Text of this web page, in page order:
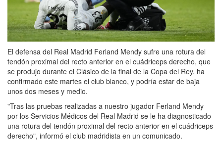
El defensa del Real Madrid Ferland Mendy sufre una rotura del
tendón proximal del recto anterior en el cuádriceps derecho, que
se produjo durante el Clásico de la final de la Copa del Rey, ha
confirmado este martes el club blanco, y podría estar de baja
unos dos meses y medio.
"Tras las pruebas realizadas a nuestro jugador Ferland Mendy
por los Servicios Médicos del Real Madrid se le ha diagnosticado
una rotura del tendón proximal del recto anterior en el cuádriceps
derecho", informó el club madridista en un comunicado.